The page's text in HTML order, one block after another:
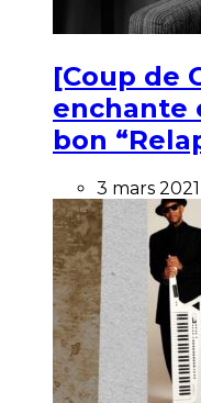
[Coup de
enchante
bon
3 mars 2021